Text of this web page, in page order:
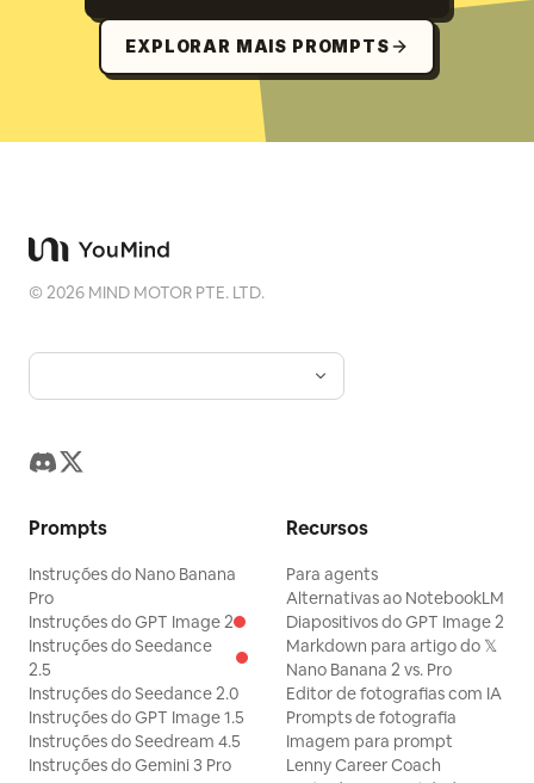
EXPLORAR MAIS PROMPTS
©2026 MIND MOTOR PTE. LTD.
Prompts
Instruções do Nano Banana
Pro
Instruções do GPT Image 2
Instruções do Seedance
2.5
Instruções do Seedance 2.0
Instruções do GPT Image 1.5
Instruções do Seedream 4.5
Instruções do Gemini 3 Pro
Recursos
Para agents
Alternativas ao NotebookLM
Diapositivos do GPT Image 2
Markdown para artigo do 𝕏
Nano Banana 2 vs. Pro
Editor de fotografias com IA
Prompts de fotografia
Imagem para prompt
Lenny Career Coach